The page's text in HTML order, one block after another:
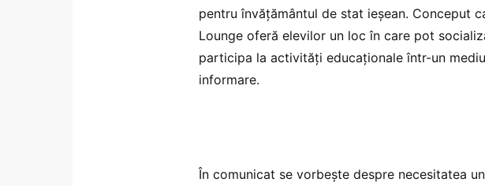
pentru învățământul de stat ieșean. Conceput
Lounge oferă elevilor un loc în care pot
participa la activități educaționale într-un
informare.
În comunicat se vorbește despre necesitatea